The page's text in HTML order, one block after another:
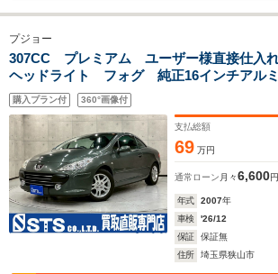
プジョー
307CC プレミアム ユーザー様直接仕
ヘッドライト フォグ 純正16インチアル
レクター 純正ナビ デジタルTV レザー
ーズ バックソナー リモコンキー ETC車
購入プラン付 360°画像付
支払総額
69 万円
通常ローン 月々6,600円
年式 2007年
車検
'26/12
保証
保証無
住所
埼玉県狭山市